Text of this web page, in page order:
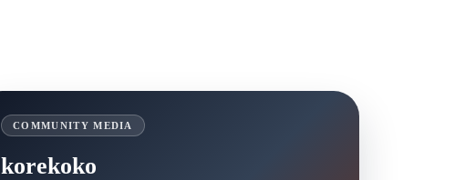
COMMUNITY MEDIA
korekoko